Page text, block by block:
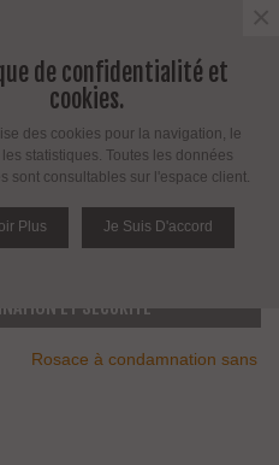
ET SÉCURITÉ
Rosace à condamnation sans
de confidentialité et
cookies.
des cookies pour la navigation, le
statistiques. Toutes les données
sont consultables sur l'espace client.
Plus Je Suis D'accord